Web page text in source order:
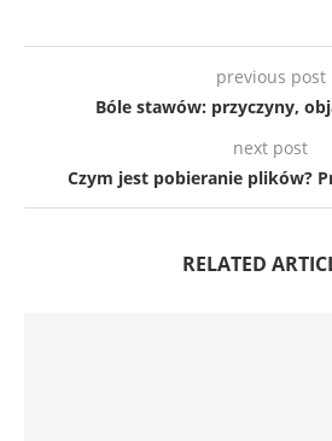
previous post
Bóle stawów: przyczyny,
next post
Czym jest pobieranie plików?
RELATED